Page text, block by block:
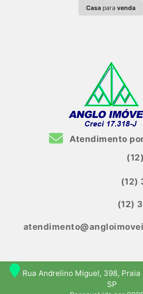
Casa para venda
Atendimento
(12)
(12)
Rua Andrelino Miguel, 398,
SP